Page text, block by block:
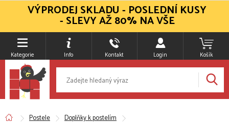
Kategorie Info Kontakt Login Košík
Postele
Doplňky k postelím
VÝPRODEJ SKLADU - POSLEDNÍ KUSY
- SLEVY AŽ 80% NA VŠE